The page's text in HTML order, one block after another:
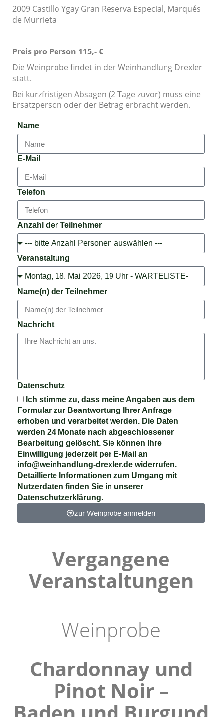
2009 Castillo Ygay Gran Reserva Especial, Marqués
de Murrieta
Preis pro Person 115,- €
Die Weinprobe findet in der Weinhandlung Drexler
statt.
Bei kurzfristigen Absagen (2 Tage zuvor) muss eine
Ersatzperson oder der Betrag erbracht werden.
Name
E-Mail
Telefon
Anzahl der Teilnehmer
Veranstaltung
Name(n) der Teilnehmer
Nachricht
Datenschutz
Ich stimme zu, dass meine Angaben aus dem
Formular zur Beantwortung Ihrer Anfrage
erhoben und verarbeitet werden. Die Daten
werden 24 Monate nach abgeschlossener
Bearbeitung gelöscht. Sie können Ihre
Einwilligung jederzeit per E-Mail an
info@weinhandlung-drexler.de widerrufen.
Detaillierte Informationen zum Umgang mit
Nutzerdaten finden Sie in unserer
Datenschutzerklärung.
zur Weinprobe anmelden
Vergangene
Veranstaltungen
Weinprobe
Chardonnay und
Pinot Noir –